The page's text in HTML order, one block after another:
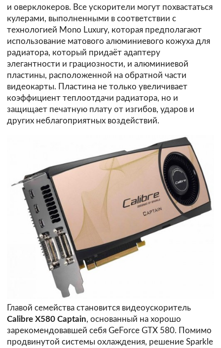
и оверклокеров. Все ускорители могут похвастаться
кулерами, выполненными в соответствии с
технологией Mono Luxury, которая предполагают
использование матового алюминиевого кожуха для
радиатора, который придаёт адаптеру
элегантности и грациозности, и алюминиевой
пластины, расположенной на обратной части
видеокарты. Пластина не только увеличивает
коэффициент теплоотдачи радиатора, но и
защищает печатную плату от изгибов, ударов и
других неблагоприятных воздействий.
Главой семейства становится видеоускоритель
Calibre X580 Captain, основанный на хорошо
зарекомендовавшей себя GeForce GTX 580. Помимо
продвинутой системы охлаждения, решение Sparkle